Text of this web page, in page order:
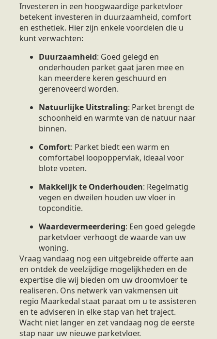
Investeren in een hoogwaardige parketvloer
betekent investeren in duurzaamheid, comfort
en esthetiek. Hier zijn enkele voordelen die u
kunt verwachten:
Duurzaamheid: Goed gelegd en
onderhouden parket gaat jaren mee en
kan meerdere keren geschuurd en
gerenoveerd worden.
Natuurlijke Uitstraling: Parket brengt de
schoonheid en warmte van de natuur naar
binnen.
Comfort: Parket biedt een warm en
comfortabel loopoppervlak, ideaal voor
blote voeten.
Makkelijk te Onderhouden: Regelmatig
vegen en dweilen houden uw vloer in
topconditie.
Waardevermeerdering: Een goed gelegde
parketvloer verhoogt de waarde van uw
woning.
Vraag vandaag nog een uitgebreide offerte aan
en ontdek de veelzijdige mogelijkheden en de
expertise die wij bieden om uw droomvloer te
realiseren. Ons netwerk van vakmensen uit
regio Maarkedal staat paraat om u te assisteren
en te adviseren in elke stap van het traject.
Wacht niet langer en zet vandaag nog de eerste
stap naar uw nieuwe parketvloer.